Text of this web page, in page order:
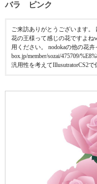
バラ ピンク
ご来訪ありがとうございます。
花の王様って感じの花ですよね
用ください。 nodokaの他の花
box.jp/member/sozai/475709/
汎用性を考えてIllusutratorCS2で